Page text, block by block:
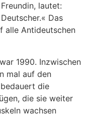
lautet:
Das
alle Antideutschen
1990. Inzwischen
mal auf den
die
die sie weiter
wachsen